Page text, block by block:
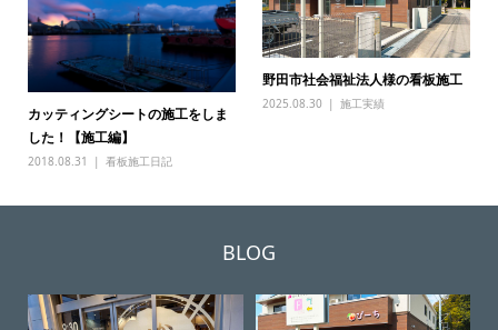
カッティングシートの施工をしま
した！【施工編】
2018.08.31 看板施工日記
野田市社会福祉法人様の看板施工
2025.08.30 施工実績
BLOG